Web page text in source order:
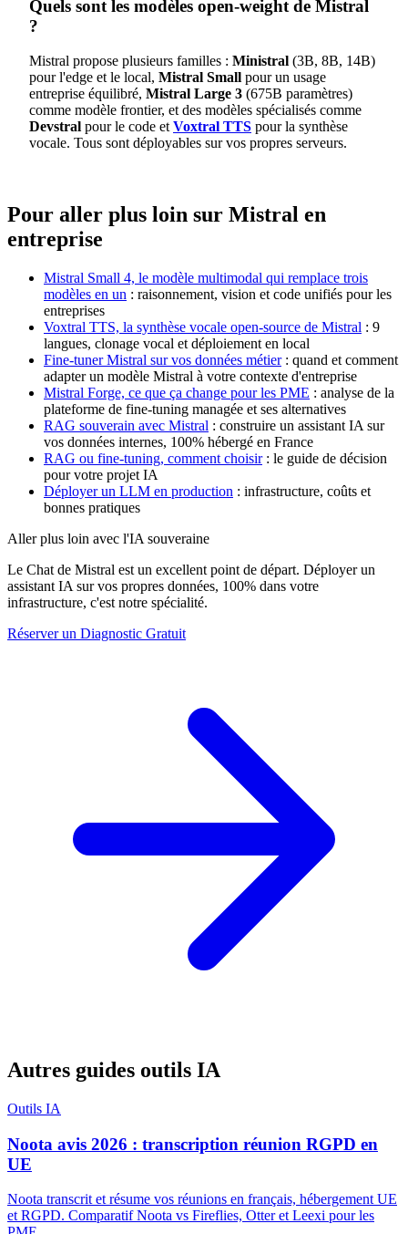
Quels sont les modèles open-weight de Mistral
?
Mistral propose plusieurs familles : Ministral (3B, 8B, 14B)
pour l'edge et le local, Mistral Small pour un usage
entreprise équilibré, Mistral Large 3 (675B paramètres)
comme modèle frontier, et des modèles spécialisés comme
Devstral pour le code et Voxtral TTS pour la synthèse
vocale. Tous sont déployables sur vos propres serveurs.
Pour aller plus loin sur Mistral en
entreprise
Mistral Small 4, le modèle multimodal qui remplace trois
modèles en un : raisonnement, vision et code unifiés pour les
entreprises
Voxtral TTS, la synthèse vocale open-source de Mistral : 9
langues, clonage vocal et déploiement en local
Fine-tuner Mistral sur vos données métier: quand et comment
adapter un modèle Mistral à votre contexte d'entreprise
Mistral Forge, ce que ça change pour les PME : analyse de la
plateforme de fine-tuning managée et ses alternatives
RAG souverain avec Mistral : construire un assistant IA sur
vos données internes, 100% hébergé en France
RAG ou fine-tuning, comment choisir: le guide de décision
pour votre projet IA
Déployer un LLM en production : infrastructure, coûts et
bonnes pratiques
Aller plus loin avec l'IA souveraine
Le Chat de Mistral est un excellent point de départ. Déployer un
assistant IA sur vos propres données, 100% dans votre
infrastructure, c'est notre spécialité.
Réserver un Diagnostic Gratuit
Autres guides outils IA
Outils IA
Noota avis 2026 : transcription réunion RGPD en
UE
Noota transcrit et résume vos réunions en français, hébergement UE
et RGPD. Comparatif Noota vs Fireflies, Otter et Leexi pour les